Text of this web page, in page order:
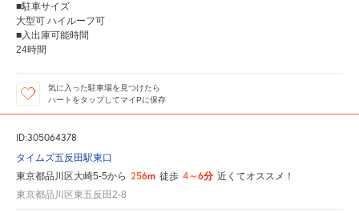
■駐車サイズ
大型可 ハイルーフ可
■入出庫可能時間
24時間
気に入った駐車場を見つけたら
ハートをタップしてマイPに保存
ID:305064378
タイムズ五反田駅東口
東京都品川区大崎5-5から 256m 徒歩 4～6分 近くてオススメ！
東京都品川区東五反田2-8